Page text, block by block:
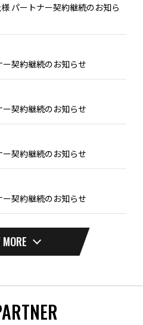
パートナー契約継続のお知ら
契約継続のお知らせ
契約継続のお知らせ
契約継続のお知らせ
契約継続のお知らせ